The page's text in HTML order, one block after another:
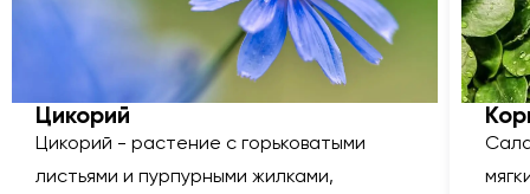
Цикорий
Цикорий - растение с горьковатыми
листьями и пурпурными жилками,